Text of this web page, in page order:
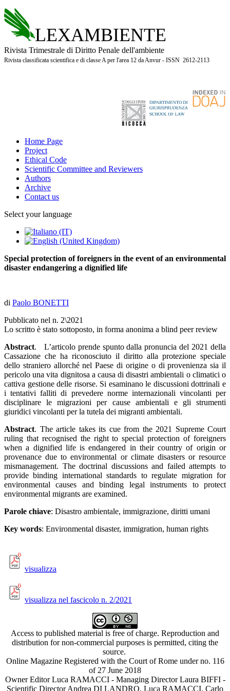
LEXAMBIENTE
Rivista Trimestrale di Diritto Penale dell'ambiente
Rivista classificata scientifica e di classe A per l'area 12 da Anvur - ISSN 2612-2113
Home Page
Project
Ethical Code
Scientific Committee and Reviewers
Authors
Archive
Contact us
Select your language
Special protection of foreigners in the event of an environmental
disaster endangering a dignified life
di Paolo BONETTI
Pubblicato nel n. 2\2021
Lo scritto è stato sottoposto, in forma anonima a blind peer review
Abstract. L’articolo prende spunto dalla pronuncia del 2021 della
Cassazione che ha riconosciuto il diritto alla protezione speciale
dello straniero allorché nel Paese di origine o di provenienza sia il
pericolo una vita dignitosa a causa di disastri ambientali o climatici o
cattiva gestione delle risorse. Si esaminano le discussioni dottrinali e
i tentativi falliti di prevedere norme internazionali vincolanti per
disciplinare le migrazioni per cause ambientali e gli strumenti
giuridici vincolanti per la tutela dei migranti ambientali.
Abstract. The article takes its cue from the 2021 Supreme Court
ruling that recognised the right to special protection of foreigners
when a dignified life is endangered in their country of origin or
provenance due to environmental or climate disasters or resource
mismanagement. The doctrinal discussions and failed attempts to
provide binding international standards to regulate migration for
environmental causes and binding legal instruments to protect
environmental migrants are examined.
Parole chiave: Disastro ambientale, immigrazione, diritti umani
Key words: Environmental disaster, immigration, human rights
visualizza
visualizza nel fascicolo n. 2/2021
Access to published material is free of charge. Reproduction and
distribution for non-commercial purposes is permitted, citing the
source.
Online Magazine Registered with the Court of Rome under no. 116
of 27 June 2018
Owner Editor Luca RAMACCI - Managing Director Laura BIFFI -
Scientific Director Andrea DI LANDRO, Luca RAMACCI, Carlo